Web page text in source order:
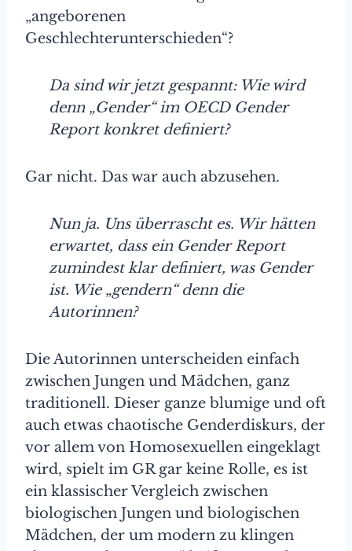
„angeborenen
Geschlechterunterschieden“?
Da sind wir jetzt gespannt: Wie wird
denn „Gender“ im OECD Gender
Report konkret definiert?
Gar nicht. Das war auch abzusehen.
Nun ja. Uns überrascht es. Wir hätten
erwartet, dass ein Gender Report
zumindest klar definiert, was Gender
ist. Wie „gendern“ denn die
Autorinnen?
Die Autorinnen unterscheiden einfach
zwischen Jungen und Mädchen, ganz
traditionell. Dieser ganze blumige und oft
auch etwas chaotische Genderdiskurs, der
vor allem von Homosexuellen eingeklagt
wird, spielt im GR gar keine Rolle, es ist
ein klassischer Vergleich zwischen
biologischen Jungen und biologischen
Mädchen, der um modern zu klingen